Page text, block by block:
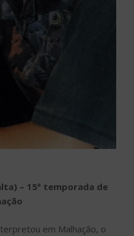
– 15ª temporada de
em Malhação, o